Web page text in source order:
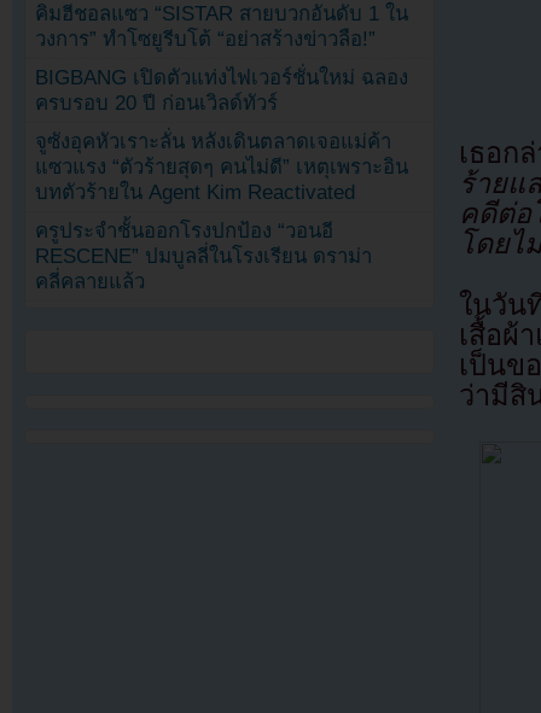
เธอก
ร้ายแ
คดีต่อ
โดยไ
ในวัน
เสื้อผ้
เป็นข
ว่ามีสิ
คิมฮีชอลแซว “SISTAR สายบวกอันดับ 1 ใน
วงการ” ทำโซยูรีบโต้ “อย่าสร้างข่าวลือ!”
BIGBANG เปิดตัวแท่งไฟเวอร์ชั่นใหม่ ฉลอง
ครบรอบ 20 ปี ก่อนเวิลด์ทัวร์
จูซังอุคหัวเราะลั่น หลังเดินตลาดเจอแม่ค้า
แซวแรง “ตัวร้ายสุดๆ คนไม่ดี” เหตุเพราะอิน
บทตัวร้ายใน Agent Kim Reactivated
ครูประจำชั้นออกโรงปกป้อง “วอนอี
RESCENE” ปมบูลลี่ในโรงเรียน ดราม่า
คลี่คลายแล้ว